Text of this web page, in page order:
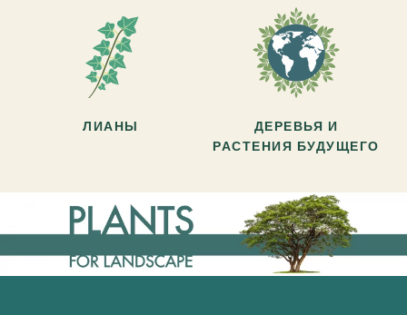
ЛИАНЫ
ДЕРЕВЬЯ И
РАСТЕНИЯ БУДУЩЕГО